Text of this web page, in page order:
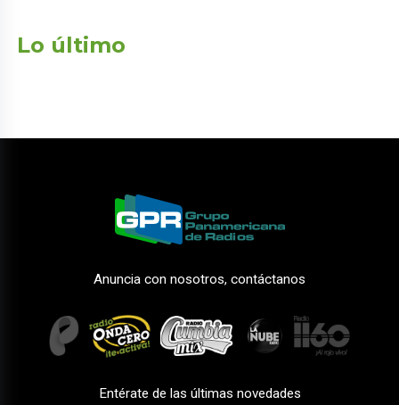
Lo último
Anuncia con nosotros, contáctanos
Entérate de las últimas novedades